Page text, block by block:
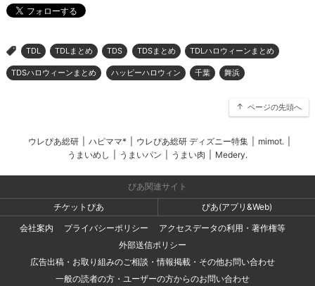
> TDL TDLまとめ TDS TDSまとめ TDLハロウィーンまとめ
TDSハロウィーンまとめ ハッピーハロウィン 千葉 舞浜
ページの先頭へ
ウレぴあ総研 ハピママ* ウレぴあ総研 ディズニー特集 mimot.
うまいめし
うまいパン うまい肉 Medery.
ぴあ関連サイト
チケットぴあ
ぴあ(アプリ&Web)
会社案内
プライバシーポリシー
アクセスデータの利用・著作権等
外部送信ポリシー
広告出稿・お取り組みのご相談・情報掲載・その他お問い合わせ
一般の読者の方・ユーザーの方からのお問い合わせ